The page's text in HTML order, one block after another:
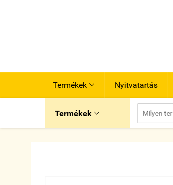
Termékek  Nyitvatartás
Termékek 